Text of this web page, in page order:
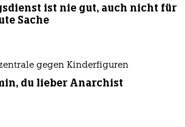
ist nie gut, auch nicht für
Sache
gegen Kinderfiguren
du lieber Anarchist